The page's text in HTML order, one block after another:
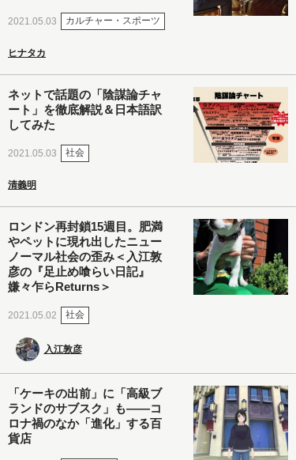
2021.05.03 カルチャー・スポーツ
ヒナタカ
ネットで話題の「陰謀論チャ
ート」を徹底解説＆日本語訳
してみた
2021.05.03 社会
清義明
ロンドン再封鎖15週目。肥満
やペットに現れ出したニュー
ノーマル社会の歪み＜入江敦
彦の『足止め喰らい日記』
嫌々乍らReturns＞
2021.05.02 社会
入江敦彦
「ケーキの出前」に「高級ブ
ランドのサブスク」も――コ
ロナ禍のなか「進化」する百
貨店